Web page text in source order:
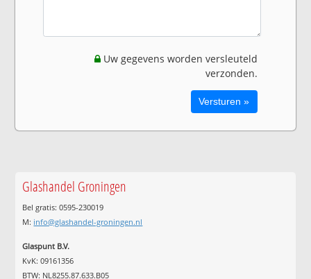
Uw gegevens worden versleuteld
verzonden.
Glashandel Groningen
Bel gratis: 0595-230019
M: info@glashandel-groningen.nl
Glaspunt B.V.
KvK: 09161356
BTW: NL8255.87.633.B05